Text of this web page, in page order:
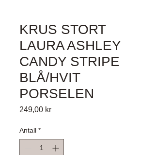
KRUS STORT
LAURA ASHLEY
CANDY STRIPE
BLÅ/HVIT
PORSELEN
249,00 krPris
Antall *